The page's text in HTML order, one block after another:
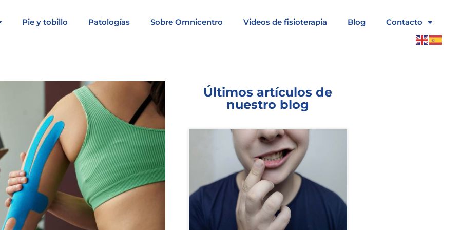
Pie y tobillo Patologías Sobre Omnicentro Videos de fisioterapia Blog Contacto
Últimos artículos de
nuestro blog